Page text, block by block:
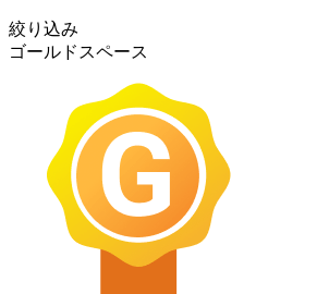
絞り込み
ゴールドスペース